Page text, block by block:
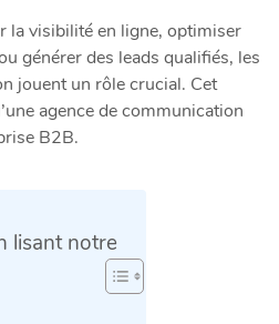
la visibilité en ligne, optimiser
générer des leads qualifiés, les
jouent un rôle crucial. Cet
agence de communication
B2B.
lisant notre